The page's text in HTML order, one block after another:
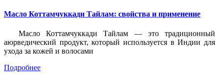
Масло Коттамчуккади Тайлам: свойства и применение
Масло Коттамчуккади Тайлам — это традиционный
аюрведический продукт, который используется в Индии для
ухода за кожей и волосами
Подробнее